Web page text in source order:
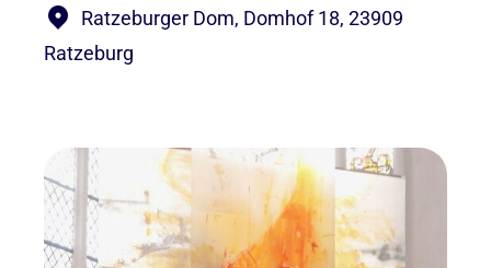
Ratzeburger Dom, Domhof 18, 23909
Ratzeburg